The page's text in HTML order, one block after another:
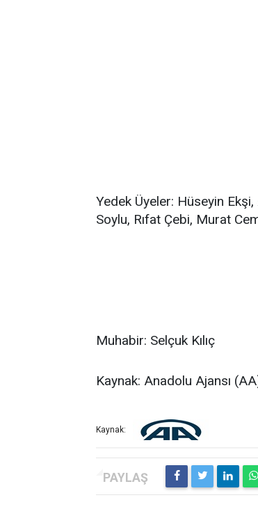
Yedek Üyeler: Hüseyin
Soylu, Rıfat Çebi, Murat
Muhabir: Selçuk Kılıç
Kaynak: Anadolu Ajansı
Kaynak: